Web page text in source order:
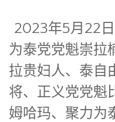
2023年5月22
为泰党党魁崇拉
拉贵妇人、泰自
将、正义党党魁
姆哈玛、聚力为